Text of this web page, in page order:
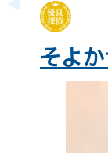
そよ